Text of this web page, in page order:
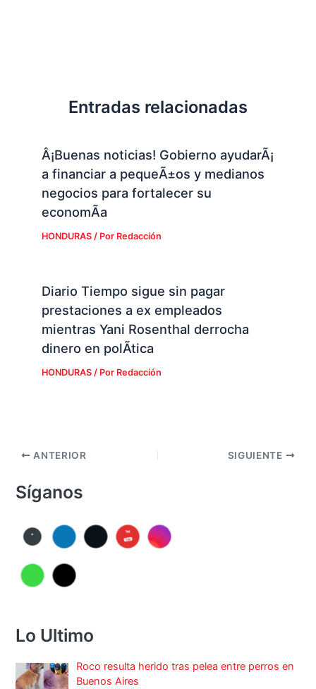
Entradas relacionadas
Â¡Buenas noticias! Gobierno ayudarÃ¡
a financiar a pequeÃ±os y medianos
negocios para fortalecer su
economÃ­a
HONDURAS/ Por Redacción
Diario Tiempo sigue sin pagar
prestaciones a ex empleados
mientras Yani Rosenthal derrocha
dinero en polÃ­tica
HONDURAS/ Por Redacción
ANTERIOR SIGUIENTE
Síganos
Lo Ultimo
Roco resulta herido tras pelea entre perros en
Buenos Aires